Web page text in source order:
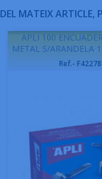
DEL MATEIX ARTICLE,
APLI 100
METAL S/ARANDELA
Ref.-